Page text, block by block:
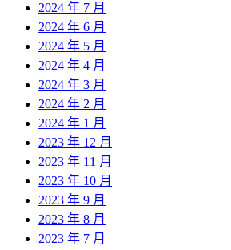
2024 年 7 月
2024 年 6 月
2024 年 5 月
2024 年 4 月
2024 年 3 月
2024 年 2 月
2024 年 1 月
2023 年 12 月
2023 年 11 月
2023 年 10 月
2023 年 9 月
2023 年 8 月
2023 年 7 月